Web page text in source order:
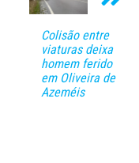
Colisão entre
viaturas deixa
homem ferido
em Oliveira de
Azeméis